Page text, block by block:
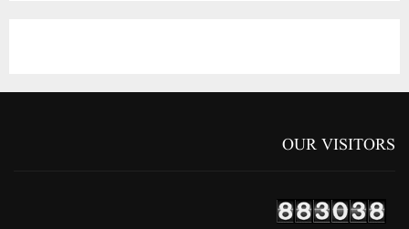
OUR VISITORS